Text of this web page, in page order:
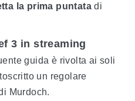
la prima puntata di
3 in streaming
guida è rivolta ai soli
un regolare
Murdoch.